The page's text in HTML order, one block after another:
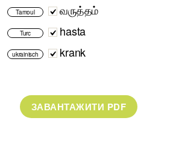
Tamoul வருத்தம்
Turc hasta
ukrainisch krank